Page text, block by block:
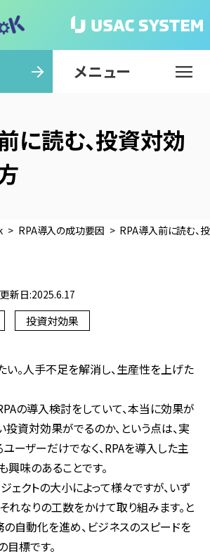
メニュー
閉じる
に読む、投資対効
RPA導入の成功要因 RPA導入前に読む、
更新日:2025.6.17
投資対効果
。人手不足を解消し、生産性を上げた
の導入検討をしていて、本当に効果が
投資対効果がでるのか、という点は、実
ーザーだけでなく、RPAを導入した主
味のあることです。
ェクトの大小によって様々ですが、いず
れなりの工数をかけて取り組みます。と
自動化を進め、ビジネスのスピードを
標です。